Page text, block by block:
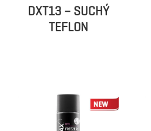
DXT13 – SUCHÝ
TEFLON